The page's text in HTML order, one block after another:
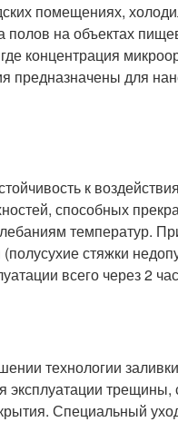
помещениях,
полов на объектах
концентрация
предназначены для
к
способных
температур.
стяжки
всего через 2
технологии
эксплуатации трещины,
Специальный